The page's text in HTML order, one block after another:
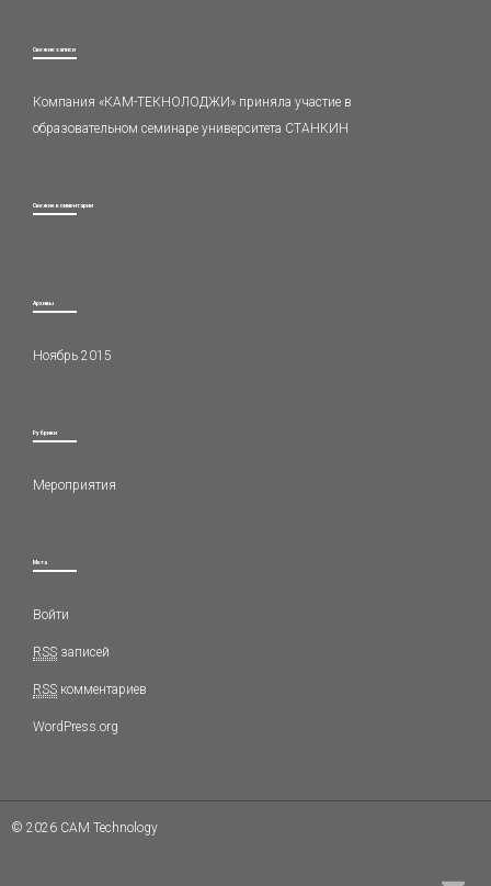
Свежие записи
Компания «КАМ-ТЕКНОЛОДЖИ» приняла участие в
образовательном семинаре университета СТАНКИН
Свежие комментарии
Архивы
Ноябрь 2015
Рубрики
Мероприятия
Мета
Войти
RSS записей
RSS комментариев
WordPress.org
© 2026 CAM Technology